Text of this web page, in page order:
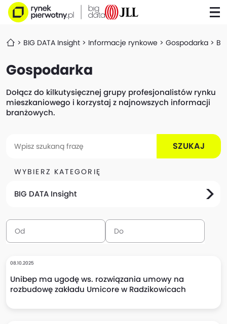
BIG DATA Insight Informacje rynkowe Gospodarka
Gospodarka
Dołącz do kilkutysięcznej grupy profesjonalistów rynku
mieszkaniowego i korzystaj z najnowszych informacji
branżowych.
SZUKAJ
WYBIERZ KATEGORIĘ
BIG DATA Insight
08.10.2025
Unibep ma ugodę ws. rozwiązania umowy na
rozbudowę zakładu Umicore w Radzikowicach